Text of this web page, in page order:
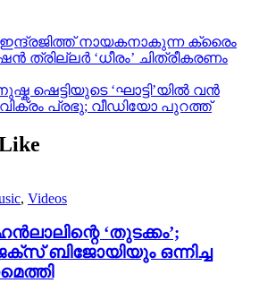
ഇന്ദ്രജിത്ത് നായകനാകുന്ന ക്രൈം
ത്രില്ലർ ‘ധീരം’ ചിത്രീകരണം
ഷെട്ടിയുടെ ‘ഘാട്ടി’യിൽ വൻ
പ്രഭു; വീഡിയോ പുറത്ത്
, Videos
‘തുടക്കം’;
ബിജോയിയും ഒന്നിച്ച